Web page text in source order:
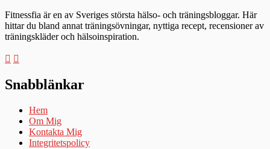
Fitnessfia är en av Sveriges största hälso- och träningsbloggar. Här
hittar du bland annat träningsövningar, nyttiga recept, recensioner av
träningskläder och hälsoinspiration.
Snabblänkar
Hem
Om Mig
Kontakta Mig
Integritetspolicy